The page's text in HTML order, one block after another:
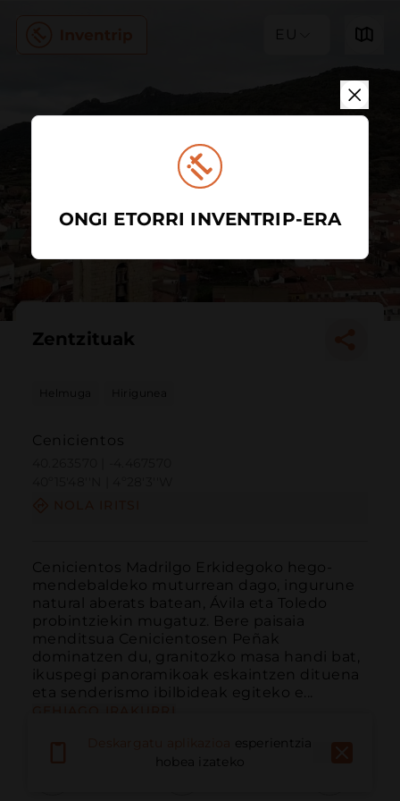
EU
Zentzituak
Helmuga Hirigunea
Cenicientos
Cenicientos Madrilgo Erkidegoko hego-
mendebaldeko muturrean dago, ingurune
natural aberats batean, Ávila eta Toledo
probintziekin mugatuz. Bere paisaia
menditsua Cenicientosen Peñak
dominatzen du, granitozko masa handi bat,
ikuspegi panoramikoak eskaintzen dituena
eta senderismo ibilbideak egiteko e...
esperientzia
hobea izateko
ONGI ETORRI INVENTRIP-ERA